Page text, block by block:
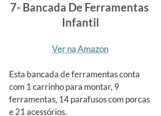
7- Bancada De Ferramentas
Infantil
Ver na Amazon
Esta bancada de ferramentas conta
com 1 carrinho para montar, 9
ferramentas, 14 parafusos com porcas
e 21 acessórios.